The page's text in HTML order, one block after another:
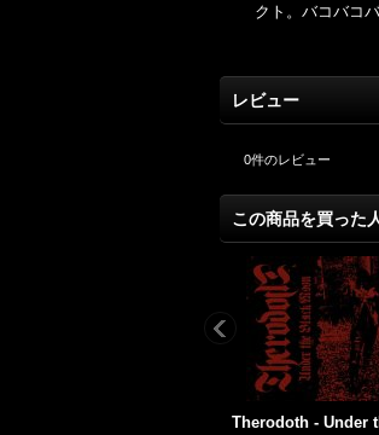
クト。バコバコ
レビュー
0件のレビュー
この商品を買った
Nebrahharten -